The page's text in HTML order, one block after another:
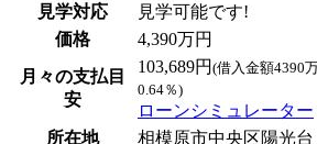
見学対応
見学可能です!
価格
4,390万円
月々の支払目
安
103,689円 (借入金額4390
0.64％)
ローンシミュレーター
所在地
相模原市中央区陽光台